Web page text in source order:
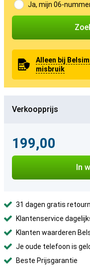
Ja, mijn 06-
Alleen bij
misbruik
Verkoopprijs
199,00
In
31 dagen gratis
Klantenservice
Klanten waarderen
Je oude telefoon is
Beste Prijsgarantie